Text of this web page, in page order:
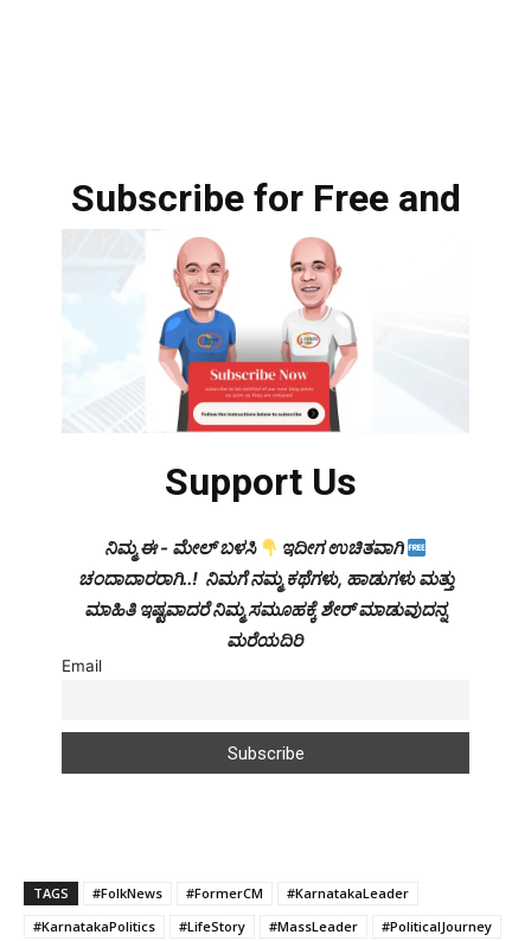
Subscribe for Free and
Support Us
ನಿಮ್ಮ ಈ - ಮೇಲ್ ಬಳಸಿ
ಇದೀಗ ಉಚಿತವಾಗಿ
ಚಂದಾದಾರರಾಗಿ..! ನಿಮಗೆ ನಮ್ಮ ಕಥೆಗಳು, ಹಾಡುಗಳು ಮತ್ತು
ಮಾಹಿತಿ ಇಷ್ಟವಾದರೆ ನಿಮ್ಮ ಸಮೂಹಕ್ಕೆ ಶೇರ್ ಮಾಡುವುದನ್ನ
ಮರೆಯದಿರಿ
Email
TAGS #FolkNews #FormerCM
#KarnatakaLeader
#KarnatakaPolitics
#LifeStory #MassLeader #PoliticalJourney